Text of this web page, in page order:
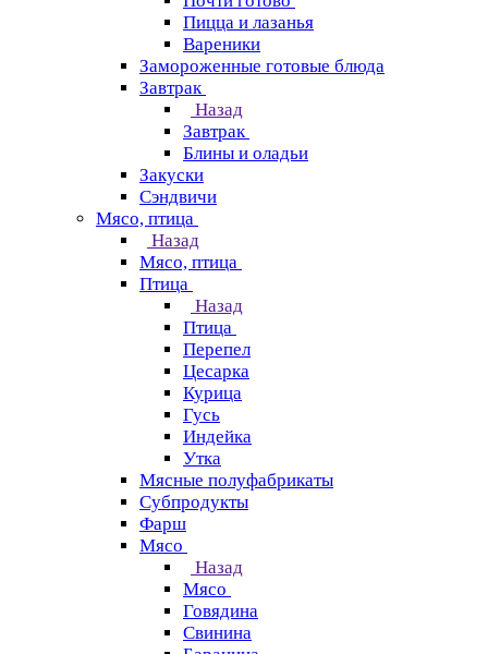
Пицца и лазанья
Вареники
Замороженные готовые блюда
Завтрак
Назад
Завтрак
Блины и оладьи
Закуски
Сэндвичи
Мясо, птица
Назад
Мясо, птица
Птица
Назад
Птица
Перепел
Цесарка
Курица
Гусь
Индейка
Утка
Мясные полуфабрикаты
Субпродукты
Фарш
Мясо
Назад
Мясо
Говядина
Свинина